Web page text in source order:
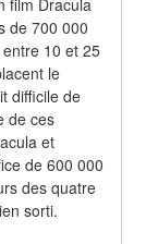
film Dracula
de 700 000
10 et 25
le
difficile de
de ces
et
de 600 000
des quatre
sorti.